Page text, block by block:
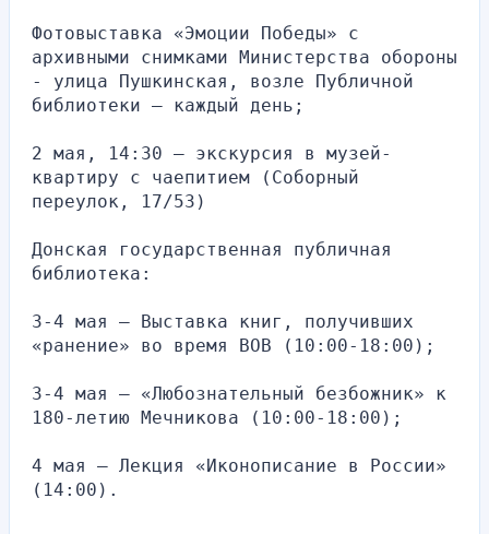
Фотовыставка «Эмоции Победы» с
архивными снимками Министерства обороны
- улица Пушкинская, возле Публичной
библиотеки — каждый день;
2 мая, 14:30 — экскурсия в музей-
квартиру с чаепитием (Соборный
переулок, 17/53)
Донская государственная публичная
библиотека:
3-4 мая — Выставка книг, получивших
«ранение» во время ВОВ (10:00-18:00);
3-4 мая — «Любознательный безбожник» к
180-летию Мечникова (10:00-18:00);
4 мая — Лекция «Иконописание в России»
(14:00).